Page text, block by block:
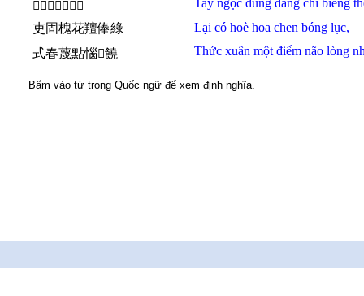
𪮏玉用孕紙丙絩
Tay ngọc dùng dằng chỉ biếng
吏固槐花羶俸綠
Lại có hoè hoa chen bóng lục,
式春蔑點惱𢚸饒
Thức xuân một điểm não lòng
Bấm vào từ trong Quốc ngữ để xem định nghĩa.